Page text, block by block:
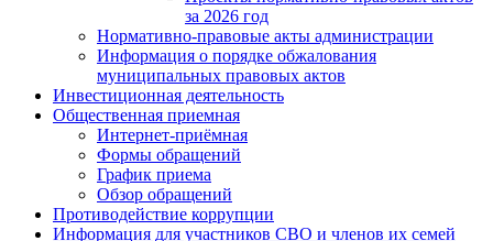
за 2026 год
Нормативно-правовые акты администрации
Информация о порядке обжалования
муниципальных правовых актов
Инвестиционная деятельность
Общественная приемная
Интернет-приёмная
Формы обращений
График приема
Обзор обращений
Противодействие коррупции
Информация для участников СВО и членов их семей